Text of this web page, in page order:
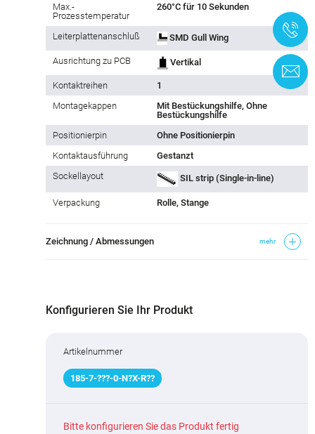
Max.-
Prozesstemperatur
260°C für 10 Sekunden
Leiterplattenanschluß SMD Gull Wing
Ausrichtung zu PCB Vertikal
Kontaktreihen
1
Montagekappen
Mit Bestückungshilfe, Ohne
Bestückungshilfe
Positionierpin
Ohne Positionierpin
Kontaktausführung
Gestanzt
Sockellayout
SIL strip (Single-in-line)
Verpackung Rolle, Stange
Zeichnung / Abmessungen mehr
Konfigurieren Sie Ihr Produkt
Artikelnummer
185-7-???-0-N?X-R??
Bitte konfigurieren Sie das Produkt fertig